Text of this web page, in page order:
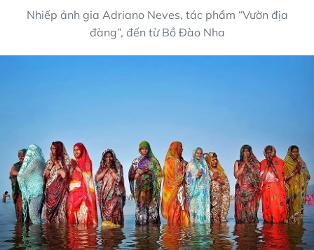
Nhiếp ảnh gia Adriano Neves, tác phẩm “Vườn địa
đàng”, đến từ Bồ Đào Nha